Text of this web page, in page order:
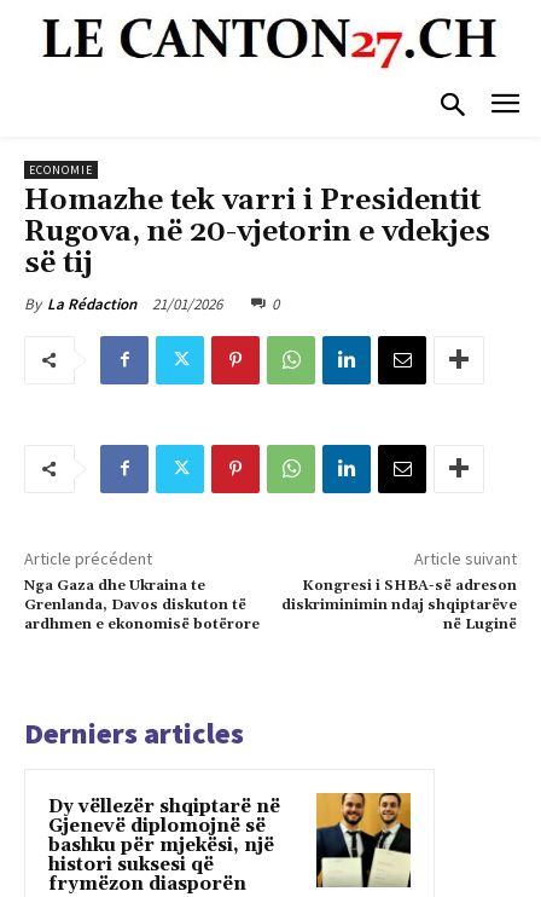
ECONOMIE
Homazhe tek varri i Presidentit
Rugova, në 20-vjetorin e vdekjes
së tij
By La Rédaction 21/01/2026 0
Article précédent
Nga Gaza dhe Ukraina te
Grenlanda, Davos diskuton të
ardhmen e ekonomisë botërore
Article suivant
Kongresi i SHBA-së adreson
diskriminimin ndaj shqiptarëve
në Luginë
Derniers articles
Dy vëllezër shqiptarë në
Gjenevë diplomojnë së
bashku për mjekësi, një
histori suksesi që
frymëzon diasporën